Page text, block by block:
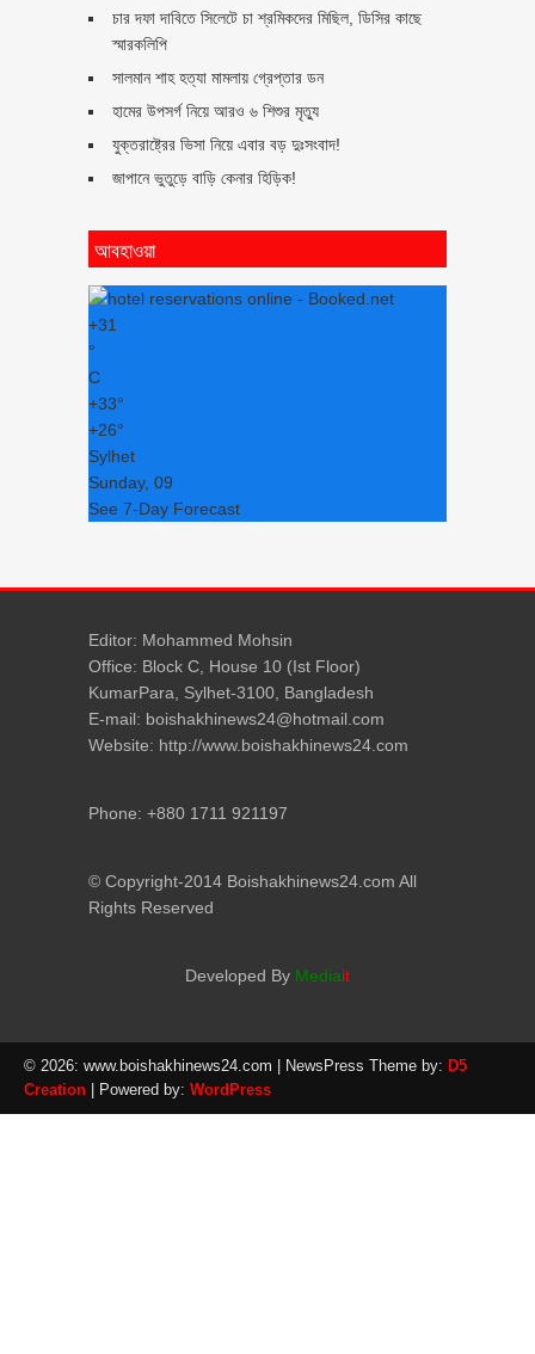
চার দফা দাবিতে সিলেটে চা শ্রমিকদের মিছিল, ডিসির কাছে
স্মারকলিপি
সালমান শাহ হত্যা মামলায় গ্রেপ্তার ডন
হামের উপসর্গ নিয়ে আরও ৬ শিশুর মৃত্যু
যুক্তরাষ্ট্রের ভিসা নিয়ে এবার বড় দুঃসংবাদ!
জাপানে ভুতুড়ে বাড়ি কেনার হিড়িক!
আবহাওয়া
+31
°
C
+33°
+26°
Sylhet
Sunday, 09
See 7-Day Forecast
Editor: Mohammed Mohsin
Office: Block C, House 10 (Ist Floor)
KumarPara, Sylhet-3100, Bangladesh
E-mail: boishakhinews24@hotmail.com
Website: http://www.boishakhinews24.com
Phone: +880 1711 921197
© Copyright-2014 Boishakhinews24.com All
Rights Reserved
Developed By Mediait
© 2026: www.boishakhinews24.com | NewsPress Theme by: D5
Creation | Powered by: WordPress